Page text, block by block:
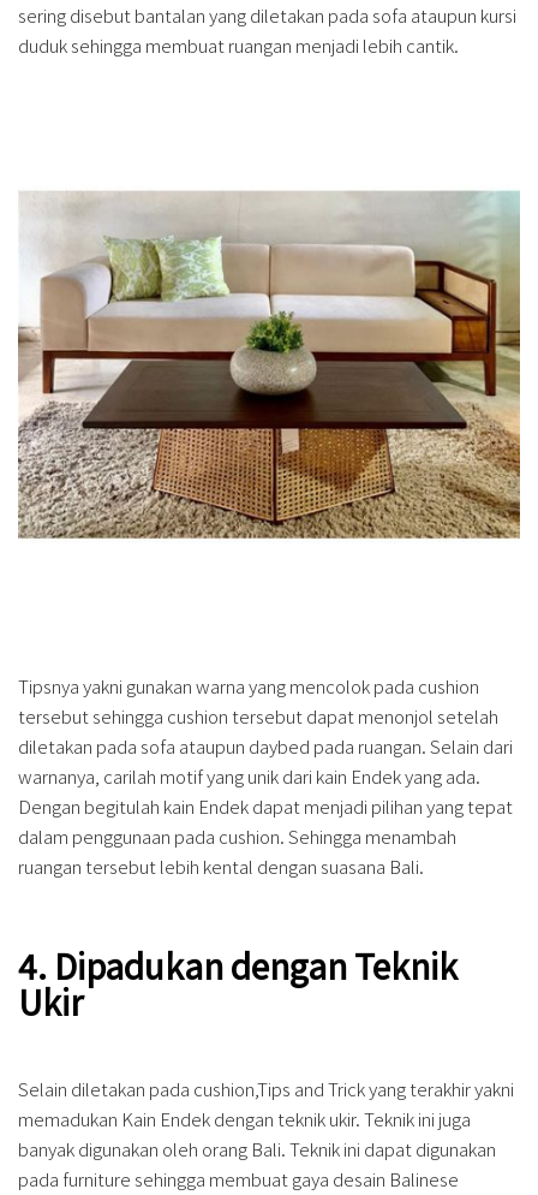
sering disebut bantalan yang diletakan pada sofa ataupun kursi
duduk sehingga membuat ruangan menjadi lebih cantik.
Tipsnya yakni gunakan warna yang mencolok pada cushion
tersebut sehingga cushion tersebut dapat menonjol setelah
diletakan pada sofa ataupun daybed pada ruangan. Selain dari
warnanya, carilah motif yang unik dari kain Endek yang ada.
Dengan begitulah kain Endek dapat menjadi pilihan yang tepat
dalam penggunaan pada cushion. Sehingga menambah
ruangan tersebut lebih kental dengan suasana Bali.
4. Dipadukan dengan Teknik
Ukir
Selain diletakan pada cushion,Tips and Trick yang terakhir yakni
memadukan Kain Endek dengan teknik ukir. Teknik ini juga
banyak digunakan oleh orang Bali. Teknik ini dapat digunakan
pada furniture sehingga membuat gaya desain Balinese